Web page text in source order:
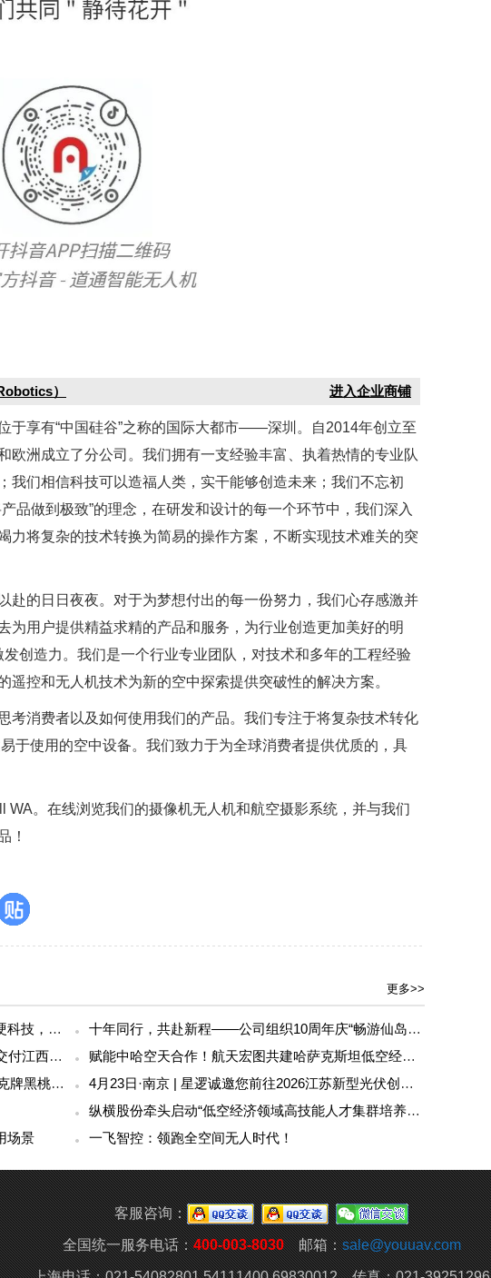
） 进入企业商铺
享有“中国硅谷”之称的国际大都市——深圳。自2014年创立至
欧洲成立了分公司。我们拥有一支经验丰富、执着热情的专业队
我们相信科技可以造福人类，实干能够创造未来；我们不忘初
品做到极致”的理念，在研发和设计的每一个环节中，我们深入
力将复杂的技术转换为简易的操作方案，不断实现技术难关的突
的日日夜夜。对于为梦想付出的每一份努力，我们心存感激并
为用户提供精益求精的产品和服务，为行业创造更加美好的明
造力。我们是一个行业专业团队，对技术和多年的工程经验
控和无人机技术为新的空中探索提供突破性的解决方案。
消费者以及如何使用我们的产品。我们专注于将复杂技术转化
于使用的空中设备。我们致力于为全球消费者提供优质的，具
。在线浏览我们的摄像机无人机和航空摄影系统，并与我们
！
更多>>
成都硬科技年会启幕，时代星光以世界领先硬科技，彰显军民两用无人机领军实力
十年同行，共赴新程——公司组织10周年庆“畅游仙岛湖”主题春游活动
慧明捷资讯｜慧明捷天枢10系留无人机成功交付江西国网，科技赋能电力应急保障新高度
赋能中哈空天合作！航天宏图共建哈萨克斯坦低空经济研究中心
喜报 | 空御科技 荣获2026成都硬科技企业扑克牌黑桃上榜企业
4月23日·南京 | 星逻诚邀您前往2026江苏新型光伏创新发展大会
纵横股份牵头启动“低空经济领域高技能人才集群培养计划”
场景
一飞智控：领跑全空间无人时代！
客服咨询：
全国统一服务电话：400-003-8030邮箱：sale@youuav.com